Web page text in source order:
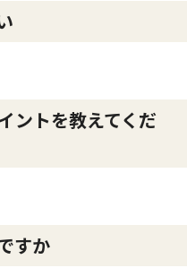
ントを教えてくだ
すか